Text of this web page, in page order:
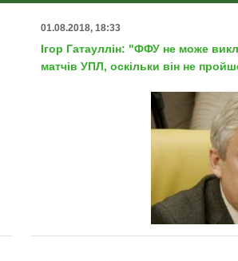
01.08.2018, 18:33
Ігор Гатауллін: "ФФУ не може
матчів УПЛ, оскільки він не